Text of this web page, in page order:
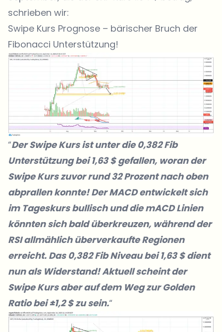
schrieben wir:
Swipe Kurs Prognose – bärischer Bruch der
Fibonacci Unterstützung!
“Der Swipe Kurs ist unter die 0,382 Fib
Unterstützung bei 1,63 $ gefallen, woran der
Swipe Kurs zuvor rund 32 Prozent nach oben
abprallen konnte! Der MACD entwickelt sich
im Tageskurs bullisch und die mACD Linien
könnten sich bald überkreuzen, während der
RSI allmählich überverkaufte Regionen
erreicht. Das 0,382 Fib Niveau bei 1,63 $ dient
nun als Widerstand! Aktuell scheint der
Swipe Kurs aber auf dem Weg zur Golden
Ratio bei ±1,2 $ zu sein.“